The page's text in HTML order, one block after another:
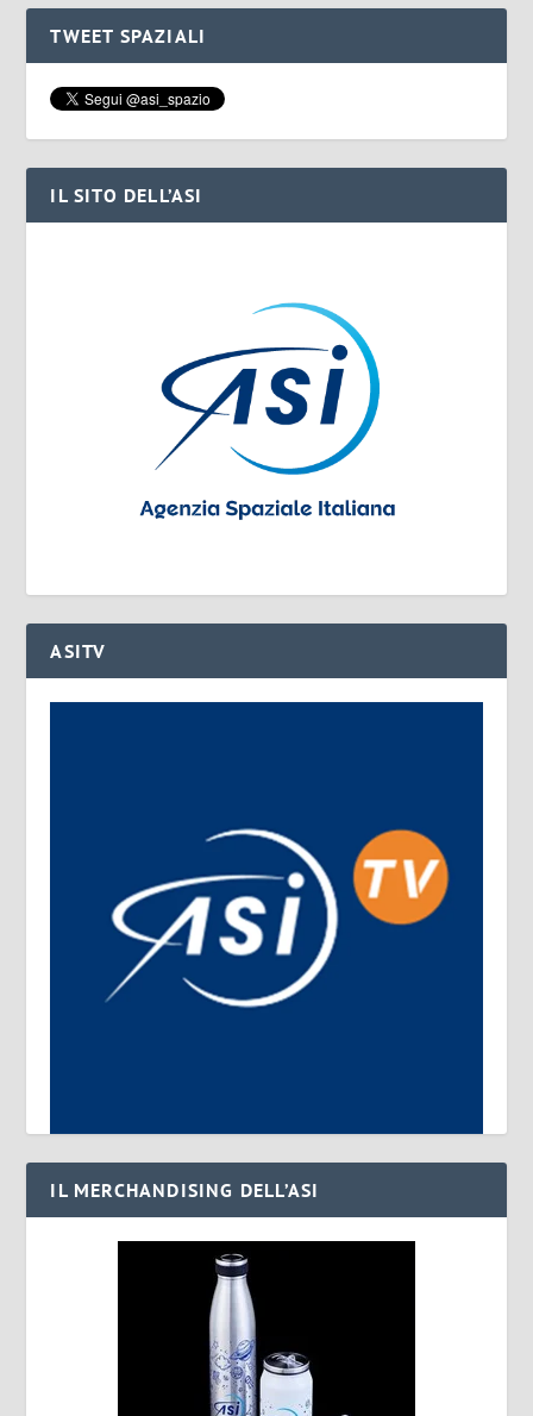
TWEET SPAZIALI
IL SITO DELL’ASI
ASITV
IL MERCHANDISING DELL’ASI